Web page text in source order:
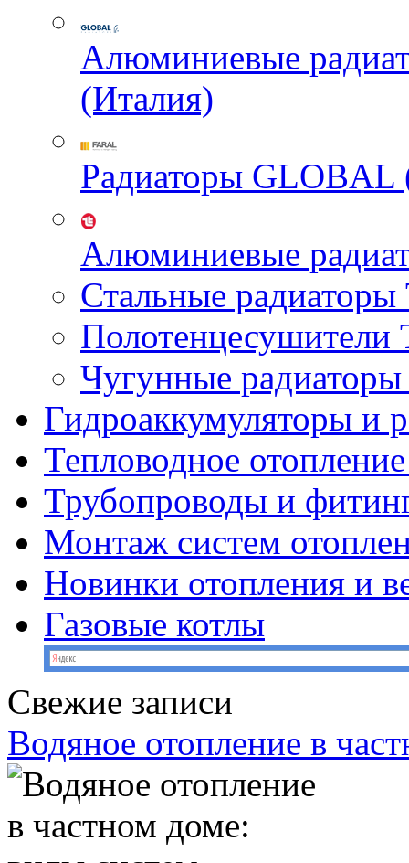
Алюминиевые
(Италия)
Радиаторы GLOBAL
Алюминиевые
Стальные
Чугунные
Гидроаккумуляторы и
Тепловодное
Трубопроводы и
Монтаж систем
Новинки отопления и
Газовые котлы
Свежие записи
Водяное отопление в